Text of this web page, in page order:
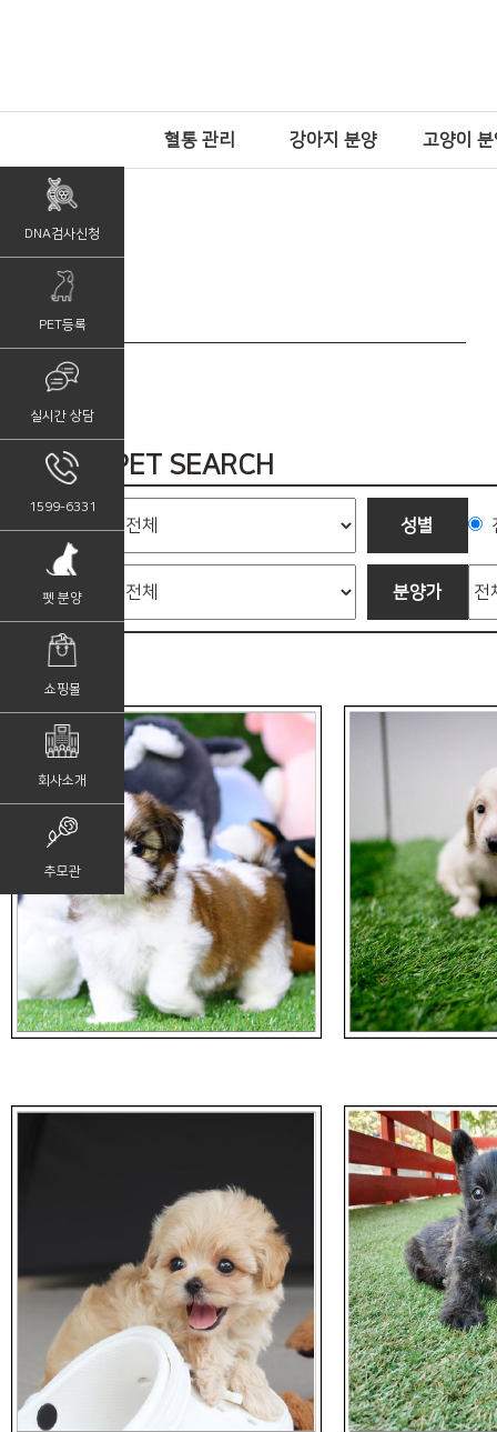
혈통 관리 강아지 분양 고양이 분
DNA검사신청
PET등록
실시간 상담
1599-6331
펫 분양
쇼핑몰
회사소개
추모관
PET SEARCH
펫종류
컬러
성별
분양가